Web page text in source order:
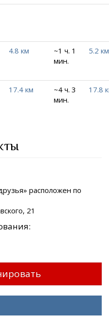
4.8 км
~1 ч. 1
мин.
5.2 км
17.4 км
~4 ч. 3
мин.
17.8
расположен по
21